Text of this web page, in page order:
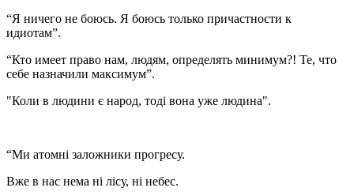
“Я ничего не боюсь. Я боюсь только причастности к
идиотам”.
“Кто имеет право нам, людям, определять минимум?! Те, что
себе назначили максимум”.
"Коли в людини є народ, тоді вона уже людина".
“Ми атомні заложники прогресу.
Вже в нас нема ні лісу, ні небес.